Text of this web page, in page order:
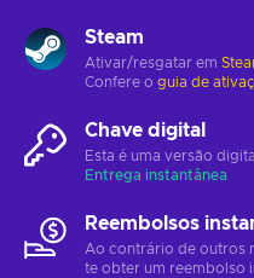
Steam
Ativar/resgatar em
Confere o guia de
Chave digital
Esta é uma versão
Entrega instantânea
Reembolsos
Ao contrário de outros
te obter um reembolso